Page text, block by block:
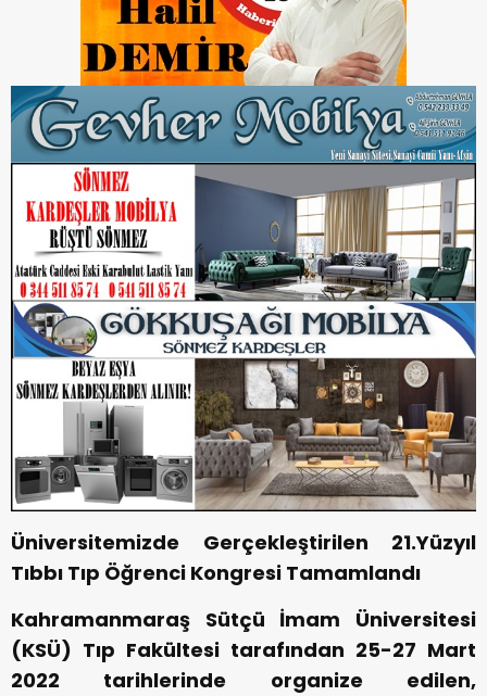
Üniversitemizde Gerçekleştirilen 21.Yüzyıl
Tıbbı Tıp Öğrenci Kongresi Tamamlandı
Kahramanmaraş Sütçü İmam Üniversitesi
(KSÜ) Tıp Fakültesi tarafından 25-27 Mart
2022 tarihlerinde organize edilen,